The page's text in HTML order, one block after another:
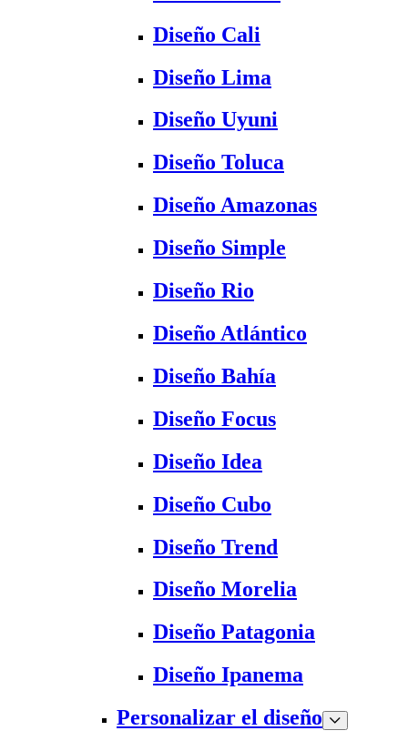
Diseño Cali
Diseño Lima
Diseño Uyuni
Diseño Toluca
Diseño Amazonas
Diseño Simple
Diseño Rio
Diseño Atlántico
Diseño Bahía
Diseño Focus
Diseño Idea
Diseño Cubo
Diseño Trend
Diseño Morelia
Diseño Patagonia
Diseño Ipanema
Personalizar el diseño